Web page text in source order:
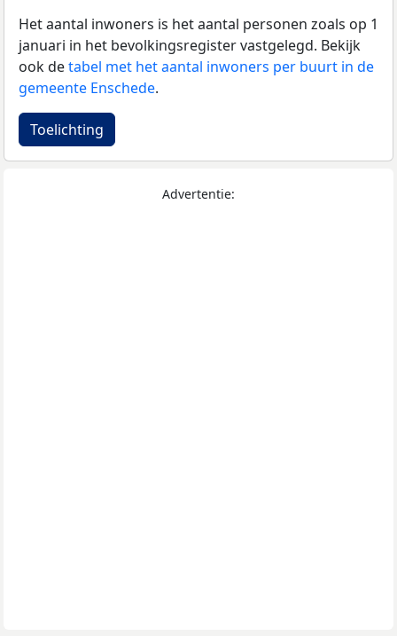
Het aantal inwoners is het aantal personen zoals op 1
januari in het bevolkingsregister vastgelegd. Bekijk
ook detabel met het aantal inwoners per buurt in de
gemeente Enschede.
Toelichting
Advertentie: